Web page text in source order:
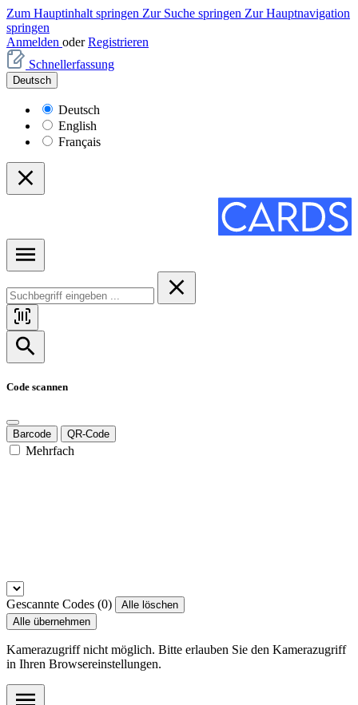
Zum Hauptinhalt springen Zur Suche springen Zur Hauptnavigation
springen
Anmelden oder Registrieren
Schnellerfassung
Deutsch
Deutsch
English
Français
Code scannen
Barcode QR-Code
Mehrfach
Gescannte Codes (0)
Alle löschen
Alle übernehmen
Kamerazugriff nicht möglich. Bitte erlauben Sie den Kamerazugriff
in Ihren Browsereinstellungen.